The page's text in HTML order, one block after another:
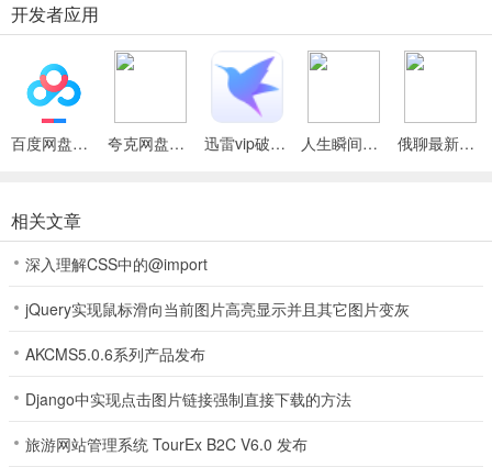
兼顾实用性与便捷性，日常使用十分省心。
包含直播积分兑换等实用模块，完成任务可积分兑换商品，为用户带
来福利体验。
亦齐乐(直播购物平台)怎么样
1
生活好参谋。
2
它主打百货直播场景，支持实时观看与回放，专业主播推荐优质好
开发者应用
百度网盘绿色免安装Pc电脑版 夸克网盘官方正式版 迅雷vip破解版永久会员2024版 人生瞬间最新手机版 俄聊最新手机版
相关文章
深入理解CSS中的@import
jQuery实现鼠标滑向当前图片高亮显示并且其它图片变灰
AKCMS5.0.6系列产品发布
Django中实现点击图片链接强制直接下载的方法
旅游网站管理系统 TourEx B2C V6.0 发布